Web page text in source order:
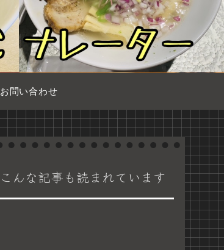
お問い合わせ
こんな記事も読まれています